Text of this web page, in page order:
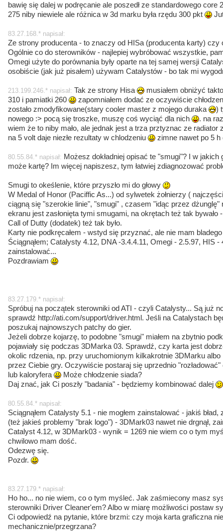
bawię się dalej w podręcanie ale poszedł ze standardowego core
275 niby niewiele ale różnica w 3d marku była rzędu 300 pkt
83.27.168.* napisał:
Ze strony producenta - to znaczy od HISa (producenta karty) czy
Ogólnie co do sterowników - najlepiej wybróbować wszystkie,
Omegi użyte do porównania były oparte na tej samej wersji
osobiście (jak już pisałem) używam Catalystów - bo tak mi
213.199.246.* napisał: Tak ze strony Hisa
musiałem obniżyć
310 i pamiatki 260
zapomniałem dodać ze oczywiście
zostało zmodyfikowane(stary cooler master z mojego duraka
)
nowego :> pocą się troszke, muszę coś wyciąć dla nich
. na
wiem że to niby mało, ale jednak jest a trza prztyznac ze
na 5 volt daje niezłe rezultaty w chlodzeniu
zimne nawet po 5
80.55.84.* napisał: Możesz dokładniej opisać te "smugi"? I w jakich
może kartę? Im więcej napiszesz, tym łatwiej zdiagnozować
Smugi to okeślenie, które przyszło mi do głowy
W Medal of Honor (Paciffic As...) od sylwetek żołnierzy (
ciągną się "szerokie linie", "smugi" , czasem "idąc przez
ekranu jest zasłonięta tymi smugami, na okrętach też tak bywało
Call of Dutty (dodatek) też tak było.
Karty nie podkręcałem - wstyd się przyznać, ale nie mam
Ściągnąłem; Catalysty 4.12, DNA -3.4.4.11, Omegi - 2.5.97, HIS
zainstalować...
Pozdrawiam
83.27.179.* napisał:
Spróbuj na początek sterowniki od ATI - czyli Catalysty... Są już
sprawdź http://ati.com/support/driver.html. Jeśli na Catalystach
poszukaj najnowszych patchy do gier.
Jeżeli dobrze kojarzę, to podobne "smugi" miałem na zbytnio
pojawiały się podczas 3DMarka 03. Sprawdź, czy karta jest
okolic rdzenia, np. przy uruchomionym kilkakrotnie 3DMarku
przez Ciebie gry. Oczywiście postaraj się uprzednio
lub kaloryfera
Może chłodzenie siada?
Daj znać, jak Ci poszły "badania" - będziemy kombinować dalej
80.55.84.* napisał:
Sciągnąłem Catalysty 5.1 - nie mogłem zainstalować - jakiś bład,
(też jakieś problemy "brak logo") - 3DMark03 nawet nie drgnął,
Catalyst 4.12, w 3DMark03 - wynik = 1269 nie wiem co o tym
chwilowo mam dość.
Odezwę się.
Pozdr.
83.27.179.* napisał:
Ho ho... no nie wiem, co o tym myśleć. Jak zaśmiecony masz
sterowniki Driver Cleaner'em? Albo w miarę możliwości postaw
Ci odpowiedź na pytanie, które brzmi: czy moja karta graficzna
mechanicznie/przegrzana?